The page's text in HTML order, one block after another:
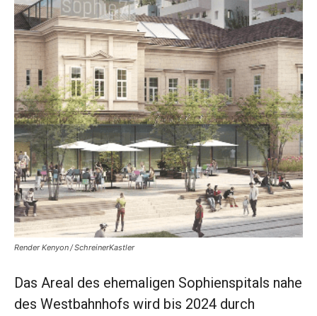
Render Kenyon / SchreinerKastler
Das Areal des ehemaligen ­Sophienspitals nahe
des Westbahnhofs wird bis 2024 durch